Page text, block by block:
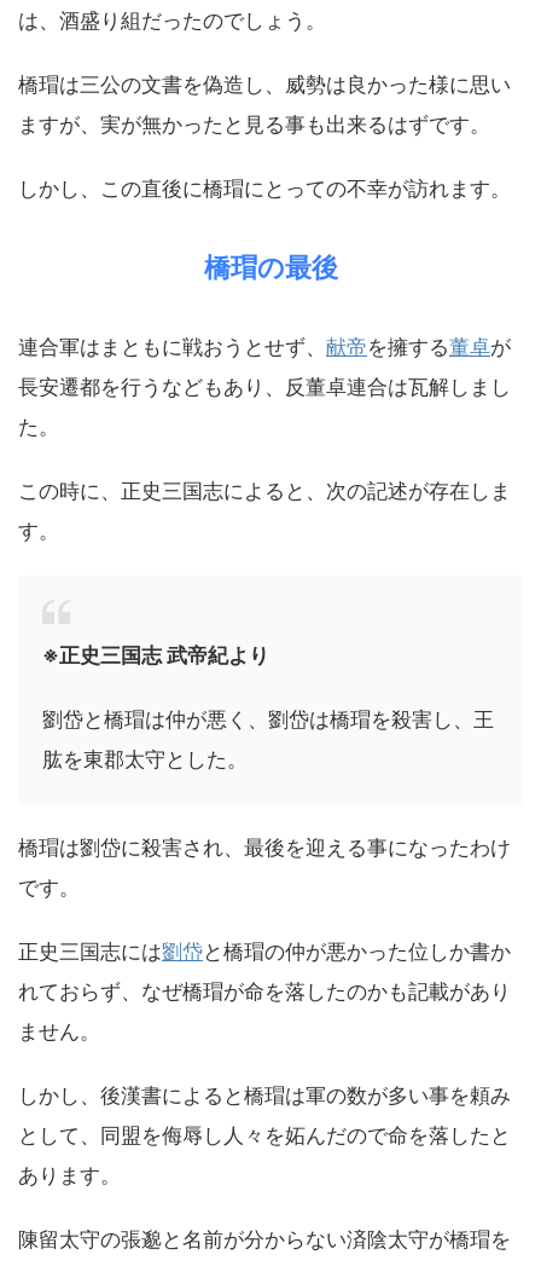
は、酒盛り組だったのでしょう。
橋瑁は三公の文書を偽造し、威勢は良かった様に思い
ますが、実が無かったと見る事も出来るはずです。
しかし、この直後に橋瑁にとっての不幸が訪れます。
橋瑁の最後
連合軍はまともに戦おうとせず、 献帝を擁する董卓が
長安遷都を行うなどもあり、反董卓連合は瓦解しまし
た。
この時に、正史三国志によると、次の記述が存在しま
す。
※正史三国志 武帝紀より
劉岱と橋瑁は仲が悪く、劉岱は橋瑁を殺害し、王
肱を東郡太守とした。
橋瑁は劉岱に殺害され、最後を迎える事になったわけ
です。
正史三国志には劉岱と橋瑁の仲が悪かった位しか書か
れておらず、なぜ橋瑁が命を落したのかも記載があり
ません。
しかし、後漢書によると橋瑁は軍の数が多い事を頼み
として、同盟を侮辱し人々を妬んだので命を落したと
あります。
陳留太守の張邈と名前が分からない済陰太守が橋瑁を